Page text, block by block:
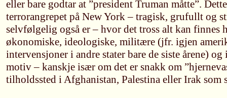
eller bare godtar at ”president Truman måtte”.
terrorangrepet på New York – tragisk, grufullt og
selvfølgelig også er – hvor det tross alt kan finnes
økonomiske, ideologiske, militære (jfr. igjen
intervensjoner i andre stater bare de siste årene)
motiv – kanskje især om det er snakk om
tilholdssted i Afghanistan, Palestina eller Irak som